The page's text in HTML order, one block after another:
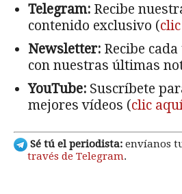
Telegram: Recibe
contenido exclusivo (
Newsletter: Recibe
con nuestras últimas
YouTube: Suscríbete
mejores vídeos (clic
Sé tú el periodista: envíanos
través de Telegram.